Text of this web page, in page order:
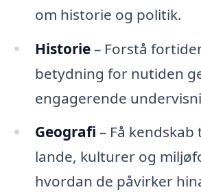
om historie og politik.
Historie– Forstå
betydning for nutiden
engagerende
Geografi – Få
lande, kulturer og
hvordan de påvirker